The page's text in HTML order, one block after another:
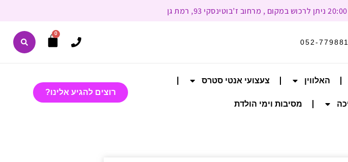
052-
0
האלווין צעצועי אנטי סטרס
מסיבות וימי הולדת
רוצים להגיע אלינו?